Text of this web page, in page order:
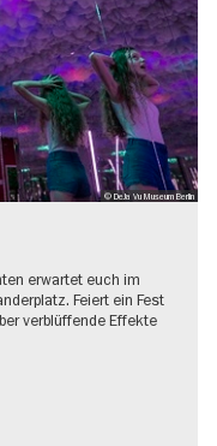
© DeJa Vu Museum Berlin
erwartet euch im
Feiert ein Fest
verblüffende Effekte